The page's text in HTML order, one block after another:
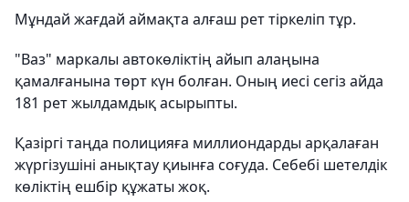
Мұндай жағдай аймақта алғаш рет тіркеліп тұр.
"Ваз" маркалы автокөліктің айып алаңына
қамалғанына төрт күн болған. Оның иесі сегіз айда
181 рет жылдамдық асырыпты.
Қазіргі таңда полицияға миллиондарды арқалаған
жүргізушіні анықтау қиынға соғуда. Себебі шетелдік
көліктің ешбір құжаты жоқ.